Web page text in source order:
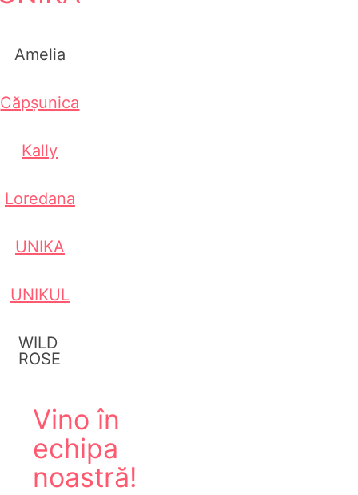
Amelia
Căpșunica
Kally
Loredana
UNIKA
UNIKUL
WILD
ROSE
Vino în
echipa
noastră!